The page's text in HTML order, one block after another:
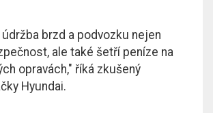
údržba brzd a podvozku nejen
ale také šetří peníze na
opravách," říká zkušený
Hyundai.